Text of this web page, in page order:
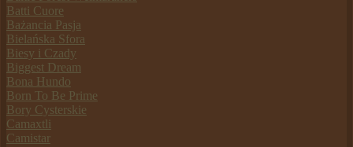
Batti Cuore
Bażancia Pasja
Bielańska Sfora
Biesy i Czady
Biggest Dream
Bona Hundo
Born To Be Prime
Bory Cysterskie
Camaxtli
Camistar